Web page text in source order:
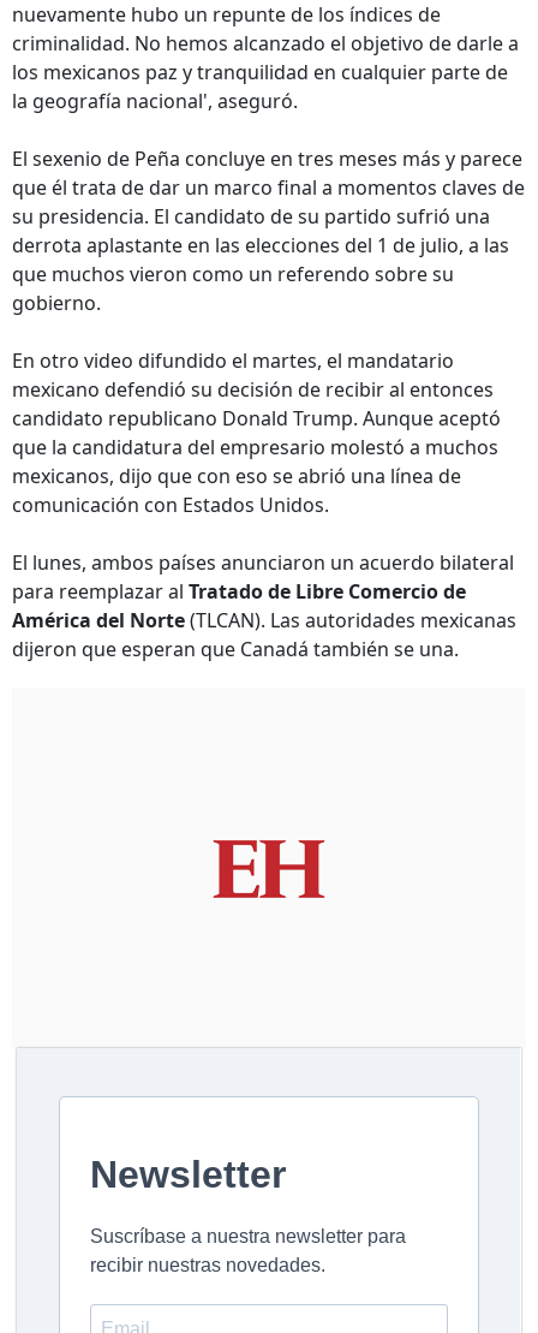
nuevamente hubo un repunte de los índices de
criminalidad. No hemos alcanzado el objetivo de darle a
los mexicanos paz y tranquilidad en cualquier parte de
la geografía nacional', aseguró.
El sexenio de Peña concluye en tres meses más y parece
que él trata de dar un marco final a momentos claves de
su presidencia. El candidato de su partido sufrió una
derrota aplastante en las elecciones del 1 de julio, a las
que muchos vieron como un referendo sobre su
gobierno.
En otro video difundido el martes, el mandatario
mexicano defendió su decisión de recibir al entonces
candidato republicano Donald Trump. Aunque aceptó
que la candidatura del empresario molestó a muchos
mexicanos, dijo que con eso se abrió una línea de
comunicación con Estados Unidos.
El lunes, ambos países anunciaron un acuerdo bilateral
para reemplazar al Tratado de Libre Comercio de
América del Norte(TLCAN). Las autoridades mexicanas
dijeron que esperan que Canadá también se una.